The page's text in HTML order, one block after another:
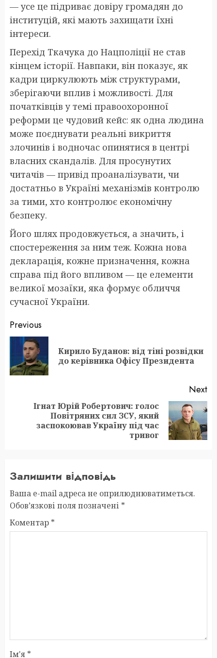
— усе це підриває довіру громадян до
інституцій, які мають захищати їхні
інтереси.
Перехід Ткачука до Нацполіції не став
кінцем історії. Навпаки, він показує, як
кадри циркулюють між структурами,
зберігаючи вплив і можливості. Для
початківців у темі правоохоронної
реформи це чудовий кейс: як одна людина
може поєднувати реальні викриття
злочинів і водночас опинятися в центрі
власних скандалів. Для просунутих
читачів — привід проаналізувати, чи
достатньо в Україні механізмів контролю
за тими, хто контролює економічну
безпеку.
Його шлях продовжується, а значить, і
спостереження за ним теж. Кожна нова
декларація, кожне призначення, кожна
справа під його впливом — це елементи
великої мозаїки, яка формує обличчя
сучасної України.
Post
navigation
Previous
Кирило Буданов: від тіні розвідки
до керівника Офісу Президента
Next
Ігнат Юрій Робертович: голос
Повітряних сил ЗСУ, який
заспокоював Україну під час
тривог
Залишити відповідь
Ваша e-mail адреса не оприлюднюватиметься.
Обов’язкові поля позначені *
Коментар *
Ім'я *